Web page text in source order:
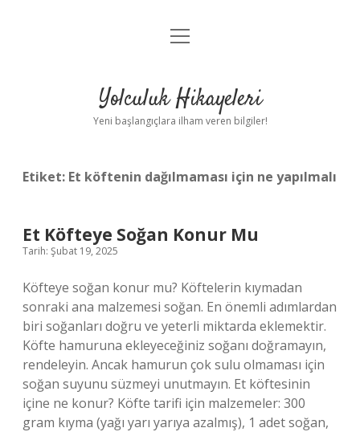
Anasayfa
Yasal Uyarı
menüyü
Yolculuk Hikayeleri
Yeni başlangıçlara ilham veren bilgiler!
Etiket: Et köftenin dağılmaması için ne yapılmalı
Et Köfteye Soğan Konur Mu
Tarih: Şubat 19, 2025
Köfteye soğan konur mu? Köftelerin kıymadan
sonraki ana malzemesi soğan. En önemli adımlardan
biri soğanları doğru ve yeterli miktarda eklemektir.
Köfte hamuruna ekleyeceğiniz soğanı doğramayın,
rendeleyin. Ancak hamurun çok sulu olmaması için
soğan suyunu süzmeyi unutmayın. Et köftesinin
içine ne konur? Köfte tarifi için malzemeler: 300
gram kıyma (yağı yarı yarıya azalmış), 1 adet soğan,